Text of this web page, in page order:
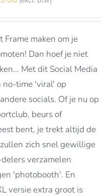
€129.00
Frame maken om je
Dan hoef je niet
Met dit Social Media
no-time 'viral' op
socials. Of je nu op
beurs of
bent, je trekt altijd de
zich snel gewillige
verzamelen
'photobooth'. En
versie extra groot is